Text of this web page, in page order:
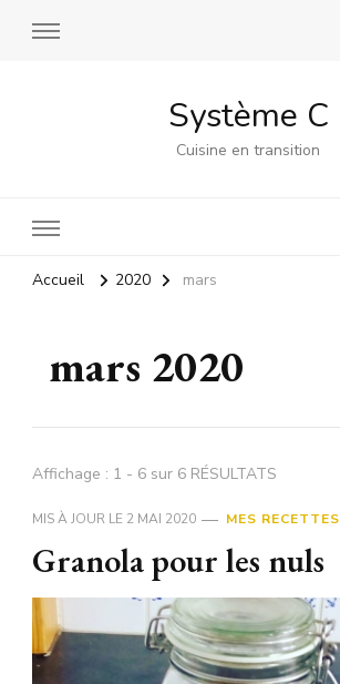
Système C
Cuisine en transition
Accueil 2020 mars
mars 2020
Affichage : 1 - 6 sur 6 RÉSULTATS
MIS À JOUR LE 2 MAI 2020 MES RECETTES
Granola pour les nuls